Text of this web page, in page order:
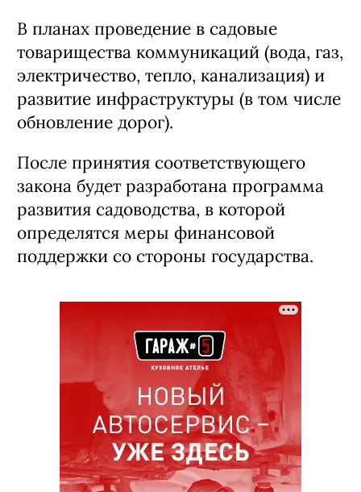
В планах проведение в садовые
товарищества коммуникаций (вода, газ,
электричество, тепло, канализация) и
развитие инфраструктуры (в том числе
обновление дорог).
После принятия соответствующего
закона будет разработана программа
развития садоводства, в которой
определятся меры финансовой
поддержки со стороны государства.